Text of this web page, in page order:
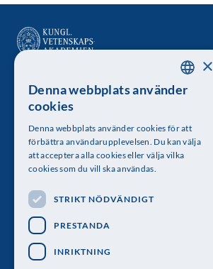
Kungl. Vetenskapsakademien
Besöksadress: Lilla Frescativägen 4A
Telefon: 08-673 95 00
Följ oss
SWEDISH
×
Denna webbplats använder
cookies
Denna webbplats använder cookies för att
förbättra användarupplevelsen. Du kan välja
att acceptera alla cookies eller välja vilka
cookies som du vill ska användas.
STRIKT NÖDVÄNDIGT
PRESTANDA
INRIKTNING